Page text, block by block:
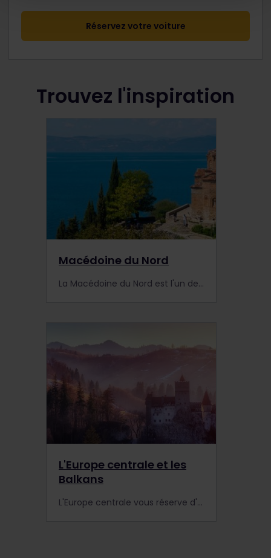
Réservez votre voiture
Trouvez l'inspiration
Macédoine du Nord
La Macédoine du Nord est l'un des trésors cachés du continent européen. Explorez ce pays des Balkans à l'aide d'un Pass Interrail et découvrez ses principaux sites et événements.
L'Europe centrale et les
Balkans
L'Europe centrale vous réserve d'innombrables surprises ! Voyagez en train avec Interrail pour découvrir villes pleines de charme et paysages à couper le souffle. Quelle sera votre prochaine destination ?